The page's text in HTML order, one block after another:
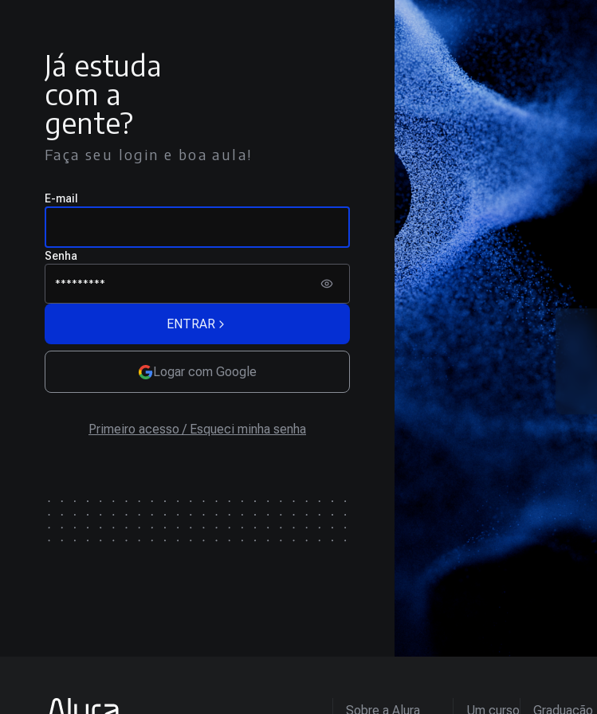
Já estuda
com a
gente?
Faça seu login e boa aula!
E-mail
Senha
ENTRAR
Logar com Google
Primeiro acesso / Esqueci minha senha
Sobre a Alura Um curso Graduação